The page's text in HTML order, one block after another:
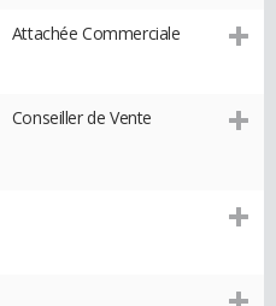
Attachée Commerciale
Conseiller de Vente